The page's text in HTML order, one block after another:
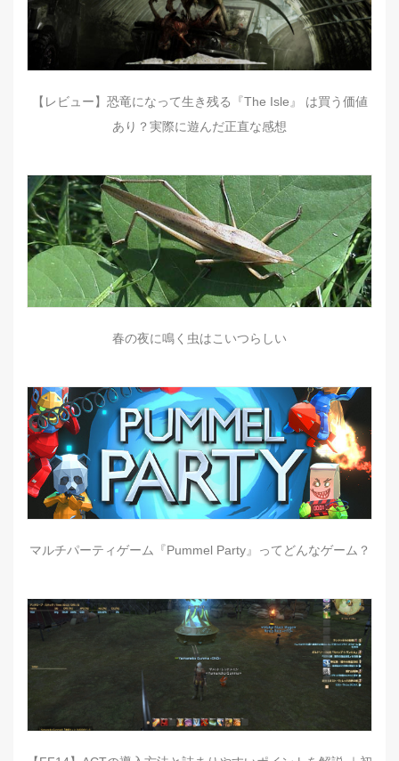
【レビュー】恐竜になって生き残る『The Isle』 は買う価値
あり？実際に遊んだ正直な感想
春の夜に鳴く虫はこいつらしい
マルチパーティゲーム『Pummel Party』ってどんなゲーム？